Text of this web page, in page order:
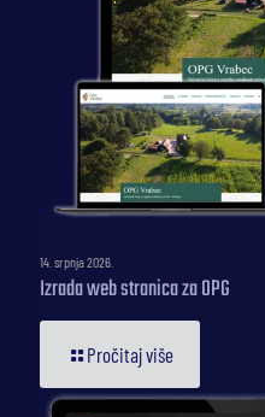
14. srpnja 2026.
Izrada web stranica za OPG
Pročitaj više